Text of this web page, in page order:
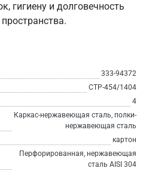
гигиену и долговечность
333-94372
СТР-454/1404
4
Каркас-нержавеющая сталь, полки-
нержавеющая сталь
картон
Перфорированная, нержавеющая
сталь AISI 304